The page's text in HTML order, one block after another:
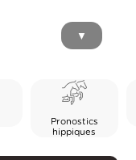
▼
Pronostics
hippiques